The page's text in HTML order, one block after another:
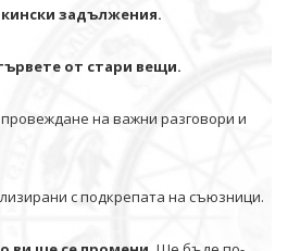
задължения.
от стари вещи.
на важни разговори и
с подкрепата на съюзници.